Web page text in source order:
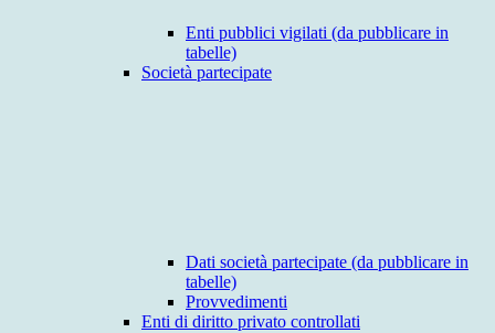
Enti pubblici vigilati (da pubblicare in
tabelle)
Società partecipate
Dati società partecipate (da pubblicare in
tabelle)
Provvedimenti
Enti di diritto privato controllati